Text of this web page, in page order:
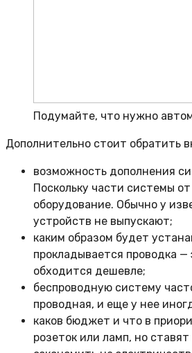
Подумайте, что нужно
Дополнительно стоит обратить
возможность дополнения
Поскольку части системы
оборудование. Обычно у
устройств не выпускают;
каким образом будет
прокладывается проводка
обходится дешевле;
беспроводную систему
проводная, и еще у нее
каков бюджет и что в
розеток или ламп, но